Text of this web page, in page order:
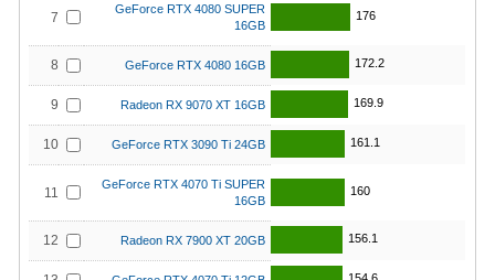
7
GeForce RTX 4080 SUPER
16GB
176
8 GeForce RTX 4080 16GB 172.2
9 Radeon RX 9070 XT 16GB 169.9
10 GeForce RTX 3090 Ti 24GB 161.1
11
GeForce RTX 4070 Ti SUPER
16GB
160
12 Radeon RX 7900 XT 20GB 156.1